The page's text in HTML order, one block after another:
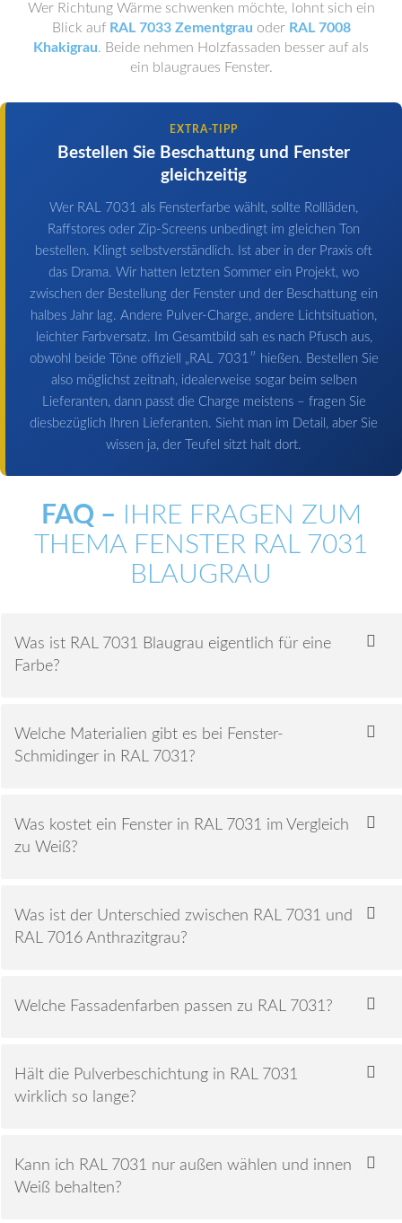
Wer Richtung Wärme schwenken möchte, lohnt sich ein
Blick auf RAL 7033 Zementgrau oder RAL 7008
Khakigrau. Beide nehmen Holzfassaden besser auf als
ein blaugraues Fenster.
EXTRA-TIPP
Bestellen Sie Beschattung und Fenster
gleichzeitig
Wer RAL 7031 als Fensterfarbe wählt, sollte Rollläden,
Raffstores oder Zip-Screens unbedingt im gleichen Ton
bestellen. Klingt selbstverständlich. Ist aber in der Praxis oft
das Drama. Wir hatten letzten Sommer ein Projekt, wo
zwischen der Bestellung der Fenster und der Beschattung ein
halbes Jahr lag. Andere Pulver-Charge, andere Lichtsituation,
leichter Farbversatz. Im Gesamtbild sah es nach Pfusch aus,
obwohl beide Töne offiziell „RAL 7031″ hießen. Bestellen Sie
also möglichst zeitnah, idealerweise sogar beim selben
Lieferanten, dann passt die Charge meistens – fragen Sie
diesbezüglich Ihren Lieferanten. Sieht man im Detail, aber Sie
wissen ja, der Teufel sitzt halt dort.
FAQ – IHRE FRAGEN ZUM
THEMA FENSTER RAL 7031
BLAUGRAU
Was ist RAL 7031 Blaugrau eigentlich für eine
Farbe?
Welche Materialien gibt es bei Fenster-
Schmidinger in RAL 7031?
Was kostet ein Fenster in RAL 7031 im Vergleich
zu Weiß?
Was ist der Unterschied zwischen RAL 7031 und
RAL 7016 Anthrazitgrau?
Welche Fassadenfarben passen zu RAL 7031?
Hält die Pulverbeschichtung in RAL 7031
wirklich so lange?
Kann ich RAL 7031 nur außen wählen und innen
Weiß behalten?